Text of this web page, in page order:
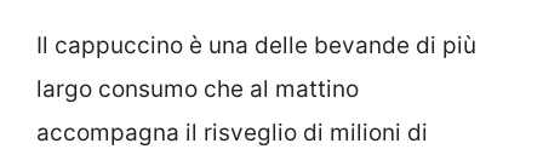
Il cappuccino è una delle bevande di più
largo consumo che al mattino
accompagna il risveglio di milioni di